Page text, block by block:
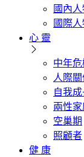
國內
國際
心 靈
中年危
人際關
自我
兩性
空巢期
照顧者
健 康